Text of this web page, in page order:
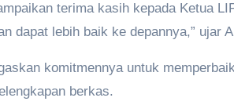
terima kasih kepada Ketua
dapat lebih baik ke depannya,” ujar
komitmennya untuk
berkas.